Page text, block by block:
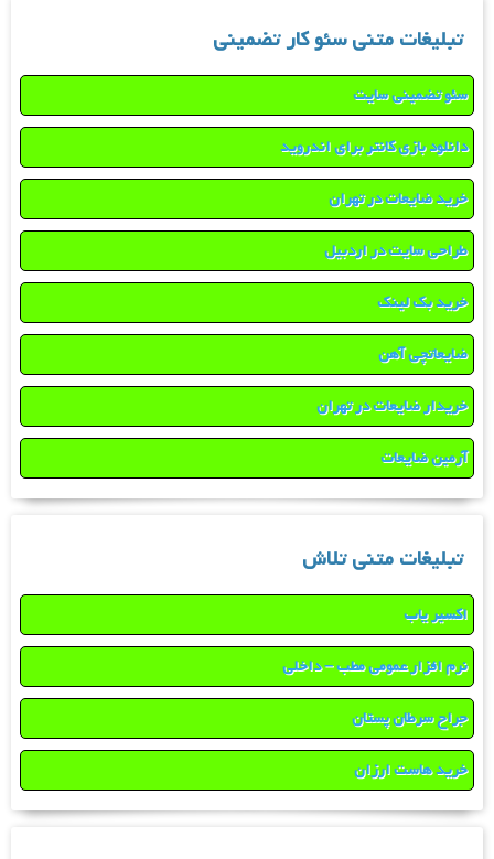
تبلیغات متنی سئو کار تضمینی
سئو تضمینی سایت
دانلود بازی کانتر برای اندروید
خرید ضایعات در تهران
طراحی سایت در اردبیل
خرید بک لینک
ضایعاتچی آهن
خریدار ضایعات در تهران
آرمین ضایعات
تبلیغات متنی تلاش
اکسیر یاب
نرم افزار عمومی مطب – داخلی
جراح سرطان پستان
خرید هاست ارزان